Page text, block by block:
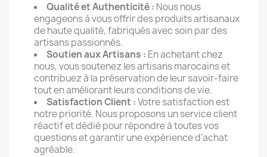
Qualité et Authenticité : Nous nous
engageons à vous offrir des produits artisanaux
de haute qualité, fabriqués avec soin par des
artisans passionnés.
Soutien aux Artisans : En achetant chez
nous, vous soutenez les artisans marocains et
contribuez à la préservation de leur savoir-faire
tout en améliorant leurs conditions de vie.
Satisfaction Client :Votre satisfaction est
notre priorité. Nous proposons un service client
réactif et dédié pour répondre à toutes vos
questions et garantir une expérience d’achat
agréable.